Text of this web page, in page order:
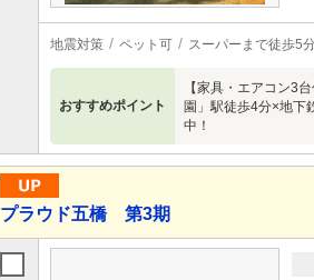
地震対策 ペット可 スーパーまで徒歩5
おすすめポイント
【家具・エアコン3
園」駅徒歩4分×地下
中！
プラウド五橋 第3期